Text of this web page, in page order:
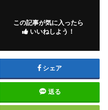
この記事が気に入ったら
いいねしよう！
シェア
送る